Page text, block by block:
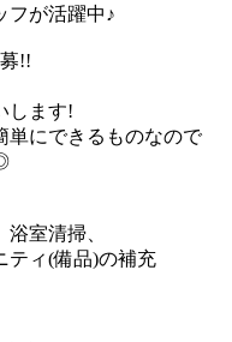
フが活躍中♪
!!
します!
単にできるものなので
室清掃、
ティ(備品)の補充